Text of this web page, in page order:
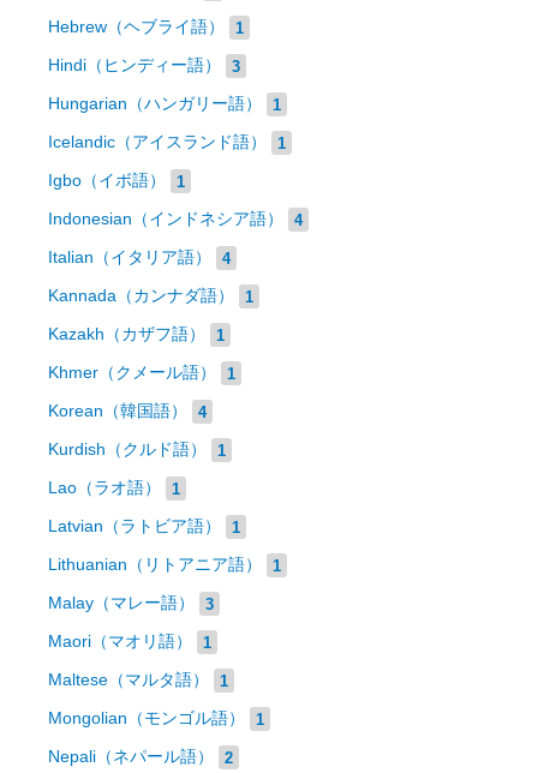
Hebrew（ヘブライ語） 1
Hindi（ヒンディー語） 3
Hungarian（ハンガリー語） 1
Icelandic（アイスランド語） 1
Igbo（イボ語） 1
Indonesian（インドネシア語） 4
Italian（イタリア語） 4
Kannada（カンナダ語） 1
Kazakh（カザフ語） 1
Khmer（クメール語） 1
Korean（韓国語） 4
Kurdish（クルド語） 1
Lao（ラオ語） 1
Latvian（ラトビア語） 1
Lithuanian（リトアニア語） 1
Malay（マレー語） 3
Maori（マオリ語） 1
Maltese（マルタ語） 1
Mongolian（モンゴル語） 1
Nepali（ネパール語） 2